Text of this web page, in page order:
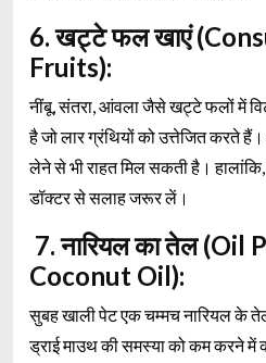
6. खट्टे फल खाएं
Fruits):
नींबू, संतरा, आंवला जैसे खट्टे फलों में
है जो लार ग्रंथियों को उत्तेजित करते
लेने से भी राहत मिल सकती है। हालांकि,
डॉक्टर से सलाह जरूर लें।
7. नारियल का तेल
Coconut Oil):
सुबह खाली पेट एक चम्मच नारियल के
ड्राई माउथ की समस्या को कम करने